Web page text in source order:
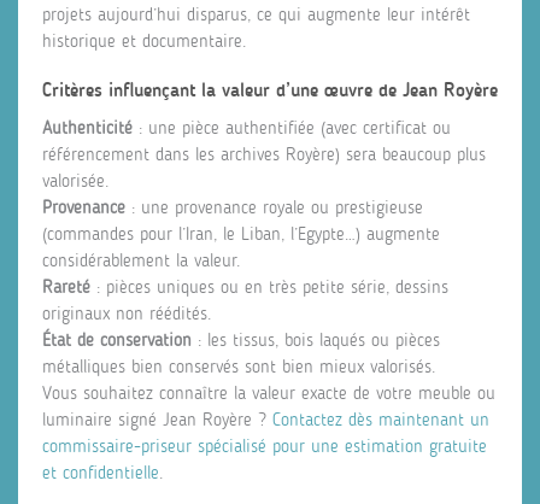
projets aujourd’hui disparus, ce qui augmente leur intérêt
historique et documentaire.
Critères influençant la valeur d’une œuvre de Jean Royère
Authenticité : une pièce authentifiée (avec certificat ou
référencement dans les archives Royère) sera beaucoup plus
valorisée.
Provenance : une provenance royale ou prestigieuse
(commandes pour l’Iran, le Liban, l’Egypte…) augmente
considérablement la valeur.
Rareté : pièces uniques ou en très petite série, dessins
originaux non réédités.
État de conservation : les tissus, bois laqués ou pièces
métalliques bien conservés sont bien mieux valorisés.
Vous souhaitez connaître la valeur exacte de votre meuble ou
luminaire signé Jean Royère ? Contactez dès maintenant un
commissaire-priseur spécialisé pour une estimation gratuite
et confidentielle.